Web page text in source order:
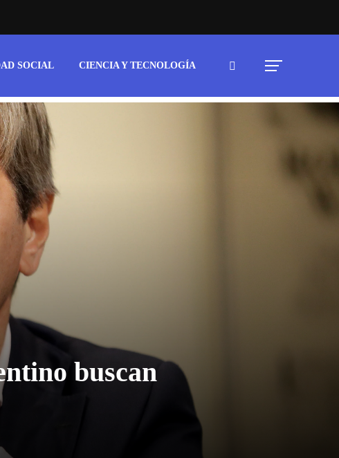
SOCIAL CIENCIA Y TECNOLOGÍA
buscan